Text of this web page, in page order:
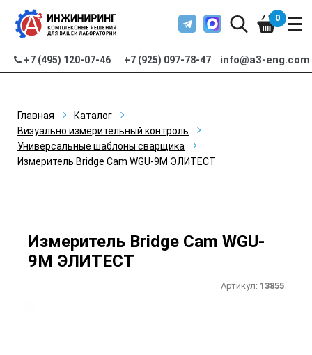
+7 (495) 120-07-46 +7 (925) 097-78-47 info@a3-eng.com
0
Главная
Каталог
Визуально измерительный контроль
Универсальные шаблоны сварщика
Измеритель Bridge Cam WGU-9M ЭЛИТЕСТ
Измеритель Bridge Cam WGU-
9M ЭЛИТЕСТ
Артикул: 13855